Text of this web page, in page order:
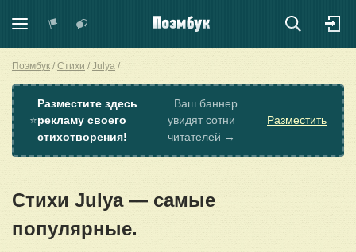
Поэмбук Стихи Julya
⭐
Разместите здесь
рекламу своего
стихотворения!
Ваш баннер
увидят сотни
читателей →
Разместить
Стихи Julya — самые
популярные.